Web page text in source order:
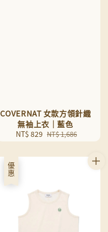
COVERNAT 女款方領針織
無袖上衣｜藍色
Sale
price
NT$ 829 Regular
price
NT$ 1,686
優惠